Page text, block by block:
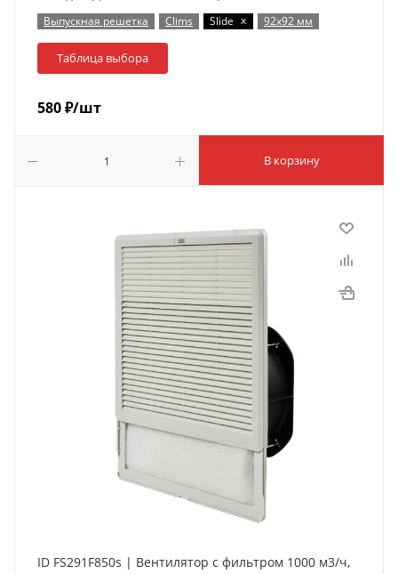
Выпускная решетка Clims Slide x 92х92 мм
Таблица выбора
580₽/шт
В корзину
ID FS291F850s | Вентилятор с фильтром 1000 м3/ч,